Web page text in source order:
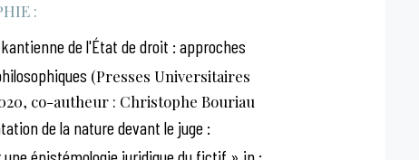
:
de l'État de droit : approches
(Presses Universitaires
co-autheur : Christophe Bouriau
de la nature devant le juge :